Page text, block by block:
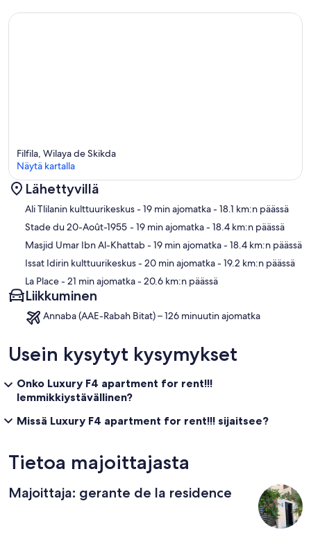
Kartta
Filfila, Wilaya de Skikda
Näytä kartalla
Lähettyvillä
Ali Tlilanin kulttuurikeskus- 19 min ajomatka- 18.1 km:n päässä
Stade du 20-Août-1955 - 19 min ajomatka- 18.4 km:n päässä
Masjid Umar Ibn Al-Khattab- 19 min ajomatka- 18.4 km:n päässä
Issat Idirin kulttuurikeskus- 20 min ajomatka- 19.2 km:n päässä
La Place- 21 min ajomatka- 20.6 km:n päässä
Liikkuminen
Annaba (AAE-Rabah Bitat) – 126 minuutin ajomatka
Usein kysytyt kysymykset
Onko Luxury F4 apartment for rent!!!
lemmikkiystävällinen?
Missä Luxury F4 apartment for rent!!! sijaitsee?
Tietoa majoittajasta
Majoittaja: gerante de la residence